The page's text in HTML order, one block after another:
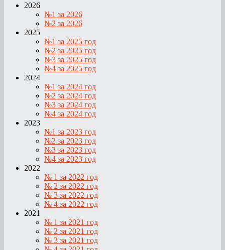
2026
№1 за 2026
№2 за 2026
2025
№1 за 2025 год
№2 за 2025 год
№3 за 2025 год
№4 за 2025 год
2024
№1 за 2024 год
№2 за 2024 год
№3 за 2024 год
№4 за 2024 год
2023
№1 за 2023 год
№2 за 2023 год
№3 за 2023 год
№4 за 2023 год
2022
№ 1 за 2022 год
№ 2 за 2022 год
№ 3 за 2022 год
№ 4 за 2022 год
2021
№ 1 за 2021 год
№ 2 за 2021 год
№ 3 за 2021 год